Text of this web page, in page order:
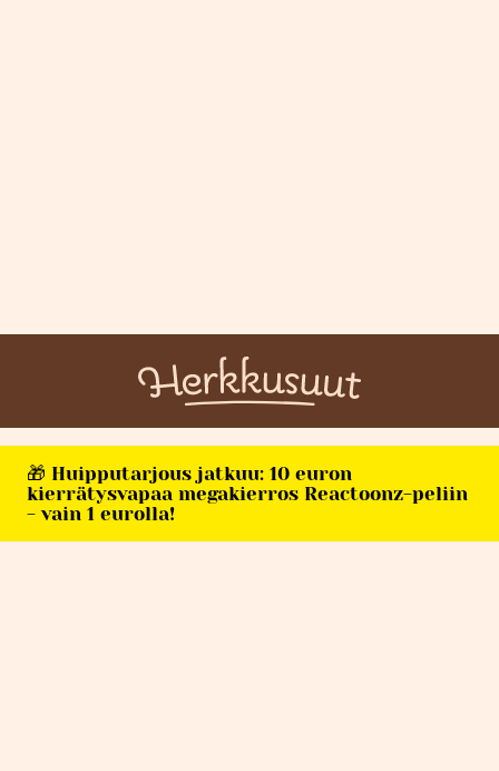
🎁 Huipputarjous jatkuu: 10 euron
kierrätysvapaa megakierros Reactoonz-peliin
- vain 1 eurolla!